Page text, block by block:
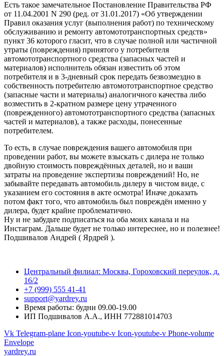
Есть такое замечательное Постановление Правительства РФ
от 11.04.2001 N 290 (ред. от 31.01.2017) «Об утверждении
Правил оказания услуг (выполнения работ) по техническому
обслуживанию и ремонту автомототранспортных средств»
пункт 36 которого гласит, что в случае полной или частичной
утраты (повреждения) принятого у потребителя
автомототранспортного средства (запасных частей и
материалов) исполнитель обязан известить об этом
потребителя и в 3-дневный срок передать безвозмездно в
собственность потребителю автомототранспортное средство
(запасные части и материалы) аналогичного качества либо
возместить в 2-кратном размере цену утраченного
(поврежденного) автомототранспортного средства (запасных
частей и материалов), а также расходы, понесенные
потребителем.
То есть, в случае повреждения вашего автомобиля при
проведении работ, вы можете взыскать с дилера не только
двойную стоимость повреждённых деталей, но и ваши
затраты на проведение экспертизы повреждений! Но, не
забывайте передавать автомобиль дилеру в чистом виде, с
указанием его состояния в акте осмотра! Иначе доказать
потом факт того, что автомобиль был повреждён именно у
дилера, будет крайне проблематично.
Ну и не забудьте подписаться на оба моих канала и на
Инстаграм. Дальше будет не только интереснее, но и полезнее!
Подшивалов Андрей ( Ярдрей ).
Центральный филиал: Москва, Гороховский переулок, д.
16/2
+7 (999) 555 41-41
support@yardrey.ru
Время работы: будни 09.00-19.00
ИП Подшивалов А.А., ИНН 772881014703
Vk Telegram-plane Icon-youtube-v Icon-youtube-v Phone-volume
Envelope
yardrey.ru